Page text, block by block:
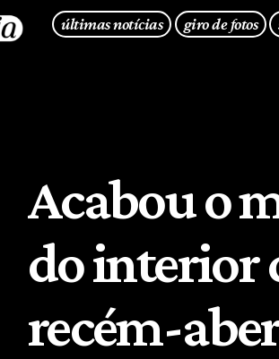
últimas notícias giro de fotos
Acabou o
do interior
recém-